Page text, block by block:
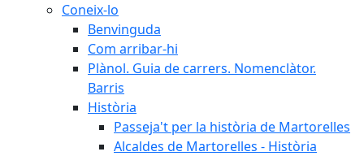
Coneix-lo
Benvinguda
Com arribar-hi
Plànol. Guia de carrers. Nomenclàtor.
Barris
Història
Passeja't per la història de Martorelles
Alcaldes de Martorelles - Història